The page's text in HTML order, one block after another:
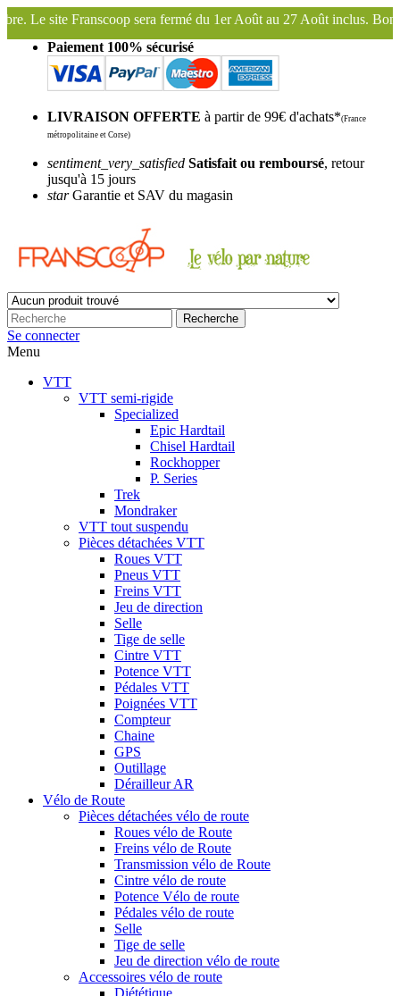
du 1er Août au 27 Août inclus. Bonnes vacances !
Paiement 100% sécurisé
LIVRAISON OFFERTE à partir de 99€ d'achats*(France
métropolitaine et Corse)
sentiment_very_satisfied Satisfait ou remboursé, retour
jusqu'à 15 jours
starGarantie et SAV du magasin
Recherche
Se connecter
Menu
VTT
VTT semi-rigide
Specialized
Epic Hardtail
Chisel Hardtail
Rockhopper
P. Series
Trek
Mondraker
VTT tout suspendu
Pièces détachées VTT
Roues VTT
Pneus VTT
Freins VTT
Jeu de direction
Selle
Tige de selle
Cintre VTT
Potence VTT
Pédales VTT
Poignées VTT
Compteur
Chaine
GPS
Outillage
Dérailleur AR
Vélo de Route
Pièces détachées vélo de route
Roues vélo de Route
Freins vélo de Route
Transmission vélo de Route
Cintre vélo de route
Potence Vélo de route
Pédales vélo de route
Selle
Tige de selle
Jeu de direction vélo de route
Accessoires vélo de route
Diététique